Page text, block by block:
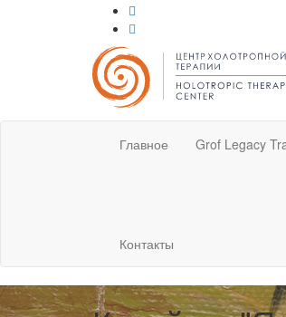
Главное Grof Legacy
Контакты